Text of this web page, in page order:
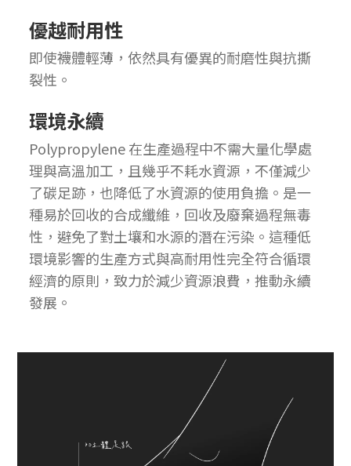
優越耐用性
即使襪體輕薄，依然具有優異的耐磨性與抗撕
裂性。
環境永續
Polypropylene 在生產過程中不需大量化學處
理與高溫加工，且幾乎不耗水資源，不僅減少
了碳足跡，也降低了水資源的使用負擔。是一
種易於回收的合成纖維，回收及廢棄過程無毒
性，避免了對土壤和水源的潛在污染。這種低
環境影響的生產方式與高耐用性完全符合循環
經濟的原則，致力於減少資源浪費，推動永續
發展。